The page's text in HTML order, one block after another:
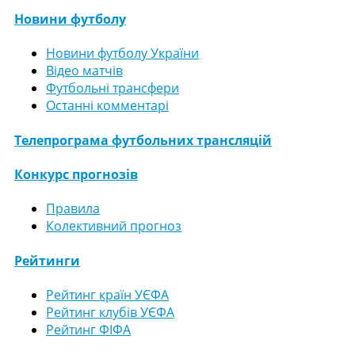
Новини футболу
Новини футболу України
Відео матчів
Футбольні трансфери
Останні комментарі
Телепрограма футбольних трансляцій
Конкурс прогнозів
Правила
Колективний прогноз
Рейтинги
Рейтинг країн УЄФА
Рейтинг клубів УЄФА
Рейтинг ФІФА